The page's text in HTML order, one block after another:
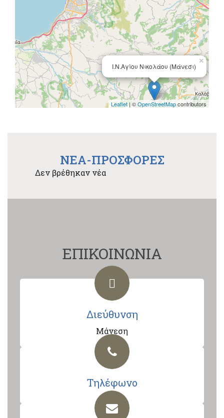
Ι.Ν.Αγίου Νικολάου (Μάνεσι)
×
Leaflet | ©OpenStreetMapcontributors
NEA-ΠΡΟΣΦΟΡΕΣ
Δεν βρέθηκαν νέα
ΕΠΙΚΟΙΝΩΝΙΑ
Διεύθυνση
Μάνεση
Τηλέφωνο